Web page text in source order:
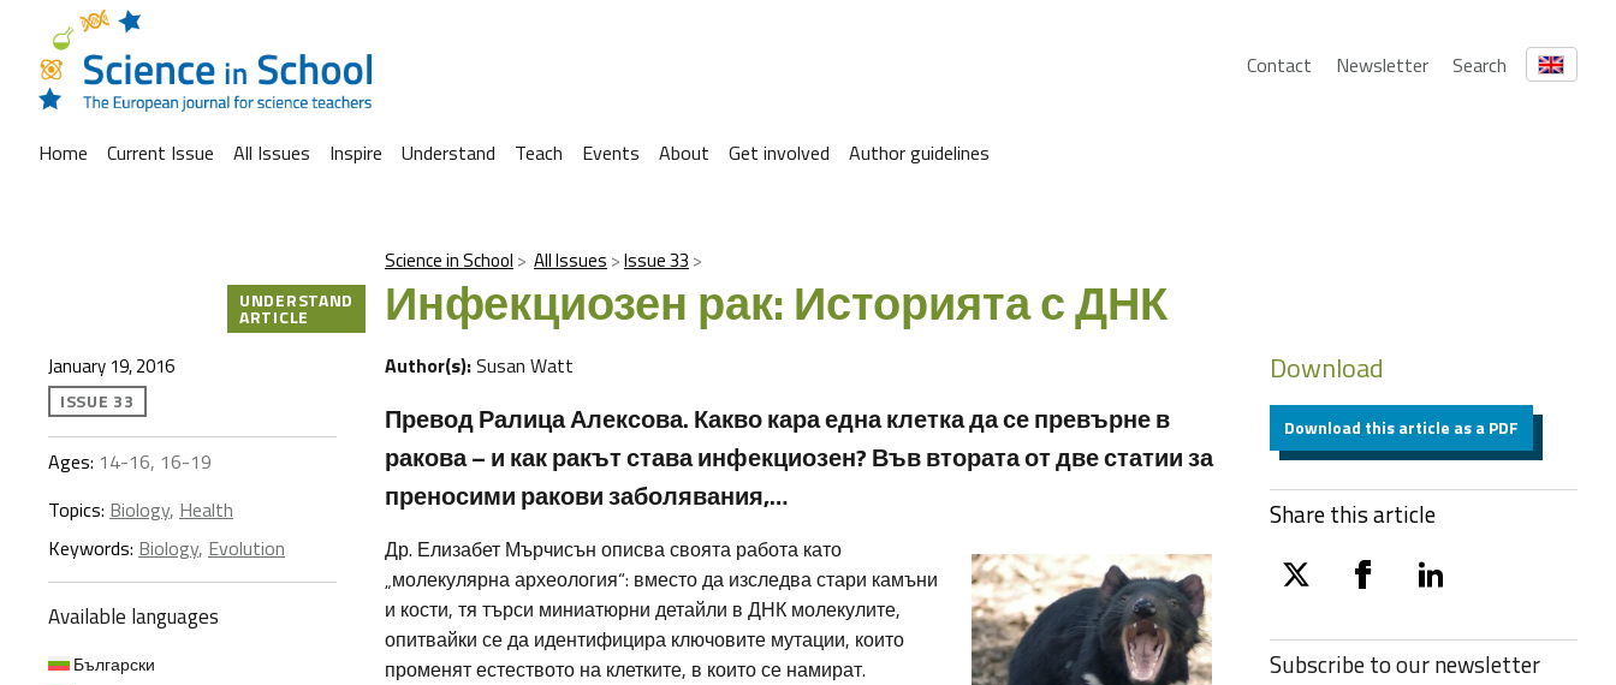
Contact Newsletter Search
Home Current Issue All Issues Inspire Understand Teach Events About Get involved Author guidelines
Science in School All Issues Issue 33
Инфекциозен рак: Историята с ДНК
UNDERSTAND
ARTICLE
January 19, 2016
ISSUE 33
Ages: 14-16, 16-19
Topics: Biology, Health
Keywords: Biology, Evolution
Available languages
Български
Author(s):Susan Watt
Превод Ралица Алексова. Какво кара една клетка да се превърне в
ракова – и как ракът става инфекциозен? Във втората от две статии за
преносими ракови заболявания,…
Др. Елизабет Мърчисън описва своята работа като
„молекулярна археология“: вместо да изследва стари камъни
и кости, тя търси миниатюрни детайли в ДНК молекулите,
опитвайки се да идентифицира ключовите мутации, които
променят естеството на клетките, в които се намират.
Download
Download this article as a PDF
Share this article
twitter facebooklinkedin
Subscribe to ournewsletter